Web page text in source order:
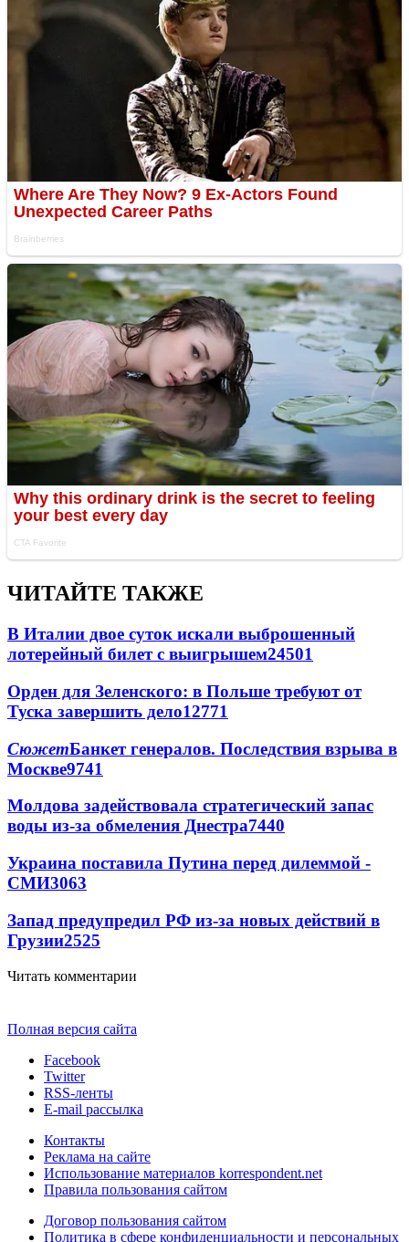
ЧИТАЙТЕ ТАКЖЕ
В Италии двое суток искали выброшенный
лотерейный билет с выигрышем24501
Орден для Зеленского: в Польше требуют от
Туска завершить дело12771
СюжетБанкет генералов. Последствия взрыва в
Москве9741
Молдова задействовала стратегический запас
воды из-за обмеления Днестра7440
Украина поставила Путина перед дилеммой -
СМИ3063
Запад предупредил РФ из-за новых действий в
Грузии2525
Читать комментарии
Полная версия сайта
Facebook
Twitter
RSS-ленты
E-mail рассылка
Контакты
Реклама на сайте
Использование материалов korrespondent.net
Правила пользования сайтом
Договор пользования сайтом
Политика в сфере конфиденциальности и персональных